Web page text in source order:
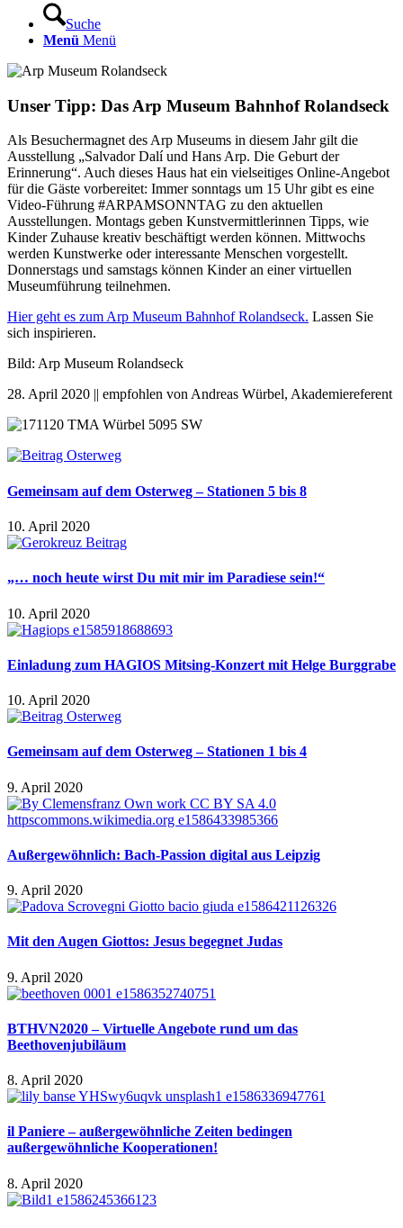
Suche
Menü Menü
Unser Tipp: Das Arp Museum Bahnhof Rolandseck
Als Besuchermagnet des Arp Museums in diesem Jahr gilt die
Ausstellung „Salvador Dalí und Hans Arp. Die Geburt der
Erinnerung“. Auch dieses Haus hat ein vielseitiges Online-Angebot
für die Gäste vorbereitet: Immer sonntags um 15 Uhr gibt es eine
Video-Führung #ARPAMSONNTAG zu den aktuellen
Ausstellungen. Montags geben Kunstvermittlerinnen Tipps, wie
Kinder Zuhause kreativ beschäftigt werden können. Mittwochs
werden Kunstwerke oder interessante Menschen vorgestellt.
Donnerstags und samstags können Kinder an einer virtuellen
Museumführung teilnehmen.
Hier geht es zum Arp Museum Bahnhof Rolandseck. Lassen Sie
sich inspirieren.
Bild: Arp Museum Rolandseck
28. April 2020 || empfohlen von Andreas Würbel, Akademiereferent
Gemeinsam auf dem Osterweg – Stationen 5 bis 8
10. April 2020
„… noch heute wirst Du mit mir im Paradiese sein!“
10. April 2020
Einladung zum HAGIOS Mitsing-Konzert mit Helge Burggrabe
10. April 2020
Gemeinsam auf dem Osterweg – Stationen 1 bis 4
9. April 2020
Außergewöhnlich: Bach-Passion digital aus Leipzig
9. April 2020
Mit den Augen Giottos: Jesus begegnet Judas
9. April 2020
BTHVN2020 – Virtuelle Angebote rund um das
Beethovenjubiläum
8. April 2020
il Paniere – außergewöhnliche Zeiten bedingen
außergewöhnliche Kooperationen!
8. April 2020